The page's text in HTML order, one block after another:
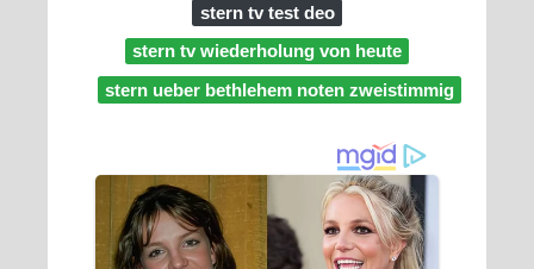
stern tv test deo
stern tv wiederholung von heute
stern ueber bethlehem noten zweistimmig